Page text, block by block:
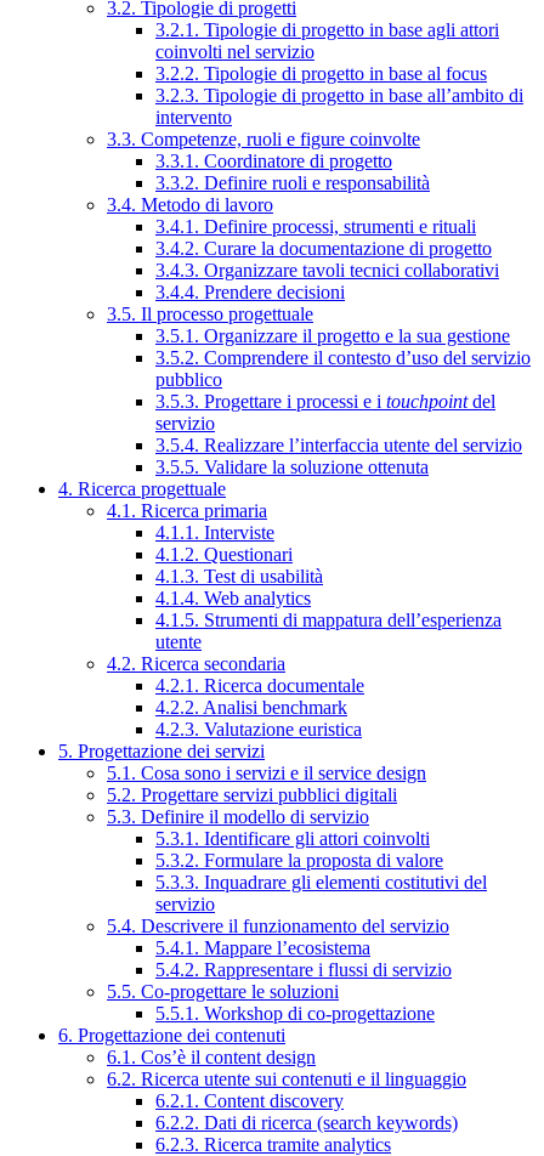
3.2. Tipologie di progetti
3.2.1. Tipologie di progetto in base agli attori
coinvolti nel servizio
3.2.2. Tipologie di progetto in base al focus
3.2.3. Tipologie di progetto in base all’ambito di
intervento
3.3. Competenze, ruoli e figure coinvolte
3.3.1. Coordinatore di progetto
3.3.2. Definire ruoli e responsabilità
3.4. Metodo di lavoro
3.4.1. Definire processi, strumenti e rituali
3.4.2. Curare la documentazione di progetto
3.4.3. Organizzare tavoli tecnici collaborativi
3.4.4. Prendere decisioni
3.5. Il processo progettuale
3.5.1. Organizzare il progetto e la sua gestione
3.5.2. Comprendere il contesto d’uso del servizio
pubblico
3.5.3. Progettare i processi e i touchpointdel
servizio
3.5.4. Realizzare l’interfaccia utente del servizio
3.5.5. Validare la soluzione ottenuta
4. Ricerca progettuale
4.1. Ricerca primaria
4.1.1. Interviste
4.1.2. Questionari
4.1.3. Test di usabilità
4.1.4. Web analytics
4.1.5. Strumenti di mappatura dell’esperienza
utente
4.2. Ricerca secondaria
4.2.1. Ricerca documentale
4.2.2. Analisi benchmark
4.2.3. Valutazione euristica
5. Progettazione dei servizi
5.1. Cosa sono i servizi e il service design
5.2. Progettare servizi pubblici digitali
5.3. Definire il modello di servizio
5.3.1. Identificare gli attori coinvolti
5.3.2. Formulare la proposta di valore
5.3.3. Inquadrare gli elementi costitutivi del
servizio
5.4. Descrivere il funzionamento del servizio
5.4.1. Mappare l’ecosistema
5.4.2. Rappresentare i flussi di servizio
5.5. Co-progettare le soluzioni
5.5.1. Workshop di co-progettazione
6. Progettazione dei contenuti
6.1. Cos’è il content design
6.2. Ricerca utente sui contenuti e il linguaggio
6.2.1. Content discovery
6.2.2. Dati di ricerca (search keywords)
6.2.3. Ricerca tramite analytics